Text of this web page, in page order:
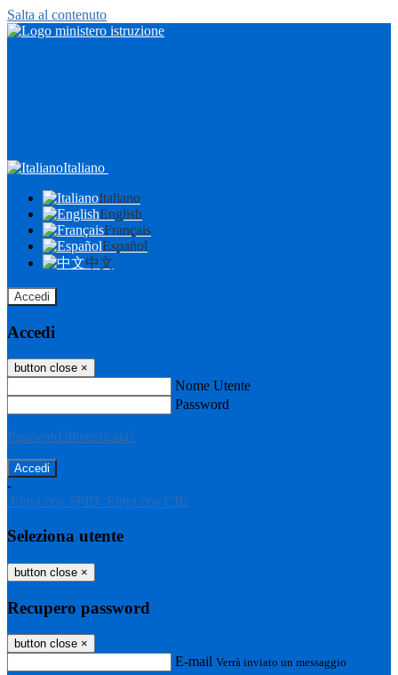
Salta al contenuto
Italiano
Italiano
English
Français
Español
中文
Accedi
Accedi
button close ×
Nome Utente
Password
Password dimenticata?
-
Entra con SPID Entra con CIE
Seleziona utente
button close ×
Recupero password
button close ×
E-mail Verrà inviato un messaggio